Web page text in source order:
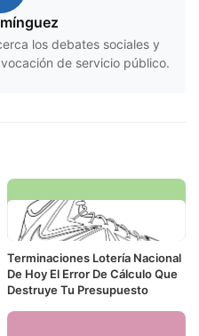
los debates sociales y
de servicio público.
Terminaciones Lotería Nacional
De Hoy El Error De Cálculo Que
Destruye Tu Presupuesto